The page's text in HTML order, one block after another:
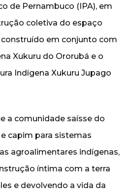
de Pernambuco (IPA), em
coletiva do espaço
construído em conjunto com
Xukuru do Ororubá e o
Indígena Xukuru Jupago
a comunidade saísse do
capim para sistemas
agroalimentares indígenas,
íntima com a terra
e devolvendo a vida da